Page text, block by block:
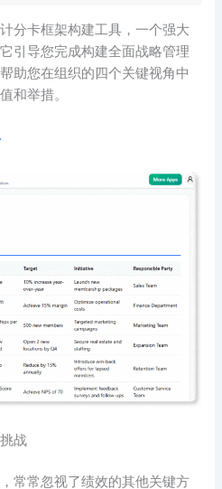
分卡框架构建工具，一个强大
它引导您完成构建全面战略管理
助您在组织的四个关键视角中
和举措。
战
常常忽视了绩效的其他关键方